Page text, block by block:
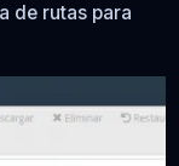
de rutas para